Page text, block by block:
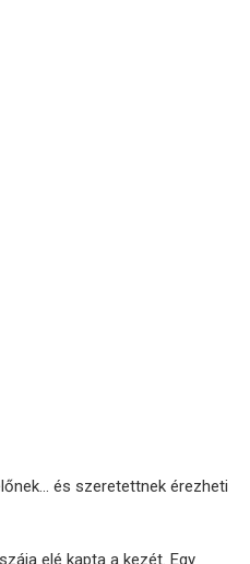
és szeretettnek érezheti
elé kapta a kezét. Egy